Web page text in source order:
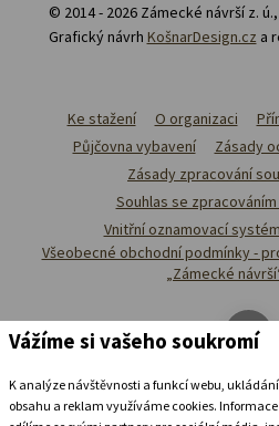
© 2014 - 2026 Zámecké návrší z.
Grafický návrh KošnarDesign.cz a
Ke stažení O organizaci
Půjčovna vybavení
Zásady
Zásady zpracování
Souhlas se
Vnitřní oznamovací
Všeobecné obchodní podmínky -
„Zámecké
Vážíme si vašeho soukromí
K analýze návštěvnosti a funkcí webu,
obsahu a reklam využíváme cookies.